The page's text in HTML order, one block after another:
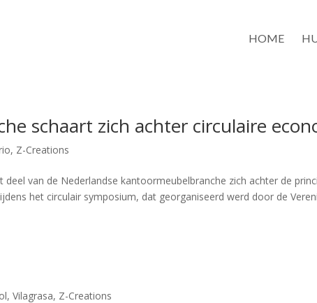
HOME
schaart zich achter circulaire
, Z-Creations
van de Nederlandse kantoormeubelbranche zich achter de
het circulair symposium, dat georganiseerd werd door de
,Vilagrasa, Z-Creations